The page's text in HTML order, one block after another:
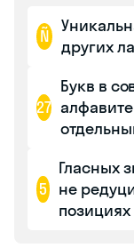
Ñ
других
27
Букв в
алфавите
5
Гласных
не
позициях